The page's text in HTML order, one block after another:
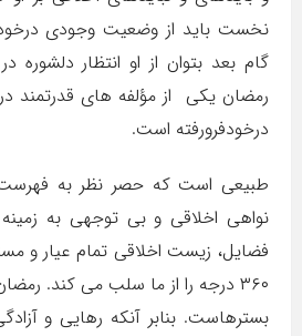
نخست باید از وضعیت وجودی
گام بعد بتوان از او انتظار دلشوره
رمضان یکی از مؤلفه های قدرتمند
درخودفرورفته است.
طبیعی است که حصر نظر به فهرست
نواهی اخلاقی و بی توجهی به
فضایل، زیست اخلاقی تمام عیار و
۳۶۰ درجه را از ما سلب می کند.
بسترهاست. بنابر آنکه رهایی و